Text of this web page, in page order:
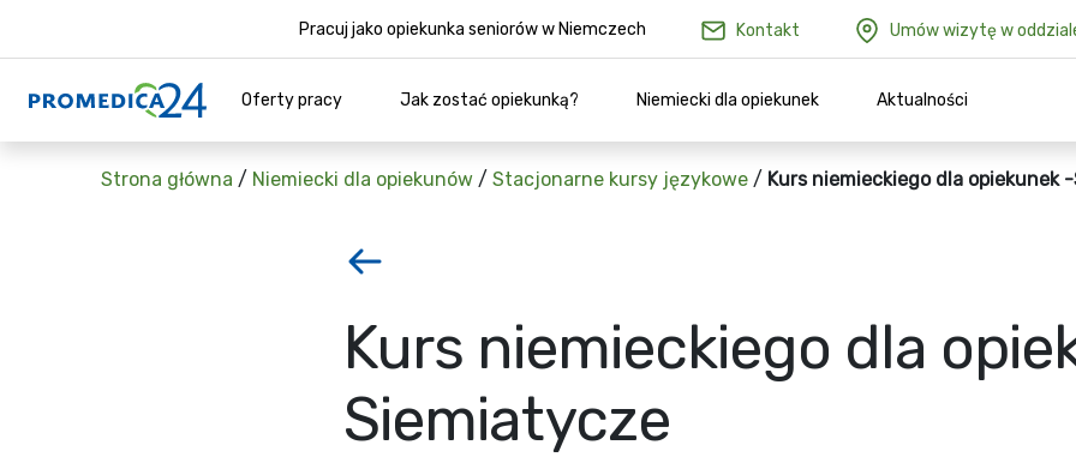
Pracuj jako opiekunka seniorów w Niemczech Kontakt Umów wizytę w
Oferty pracy Jak zostać opiekunką? Niemiecki dla opiekunek Aktualności
Strona główna / Niemiecki dla opiekunów / Stacjonarne kursy językowe / Kurs niemieckiego dla opiekunek
Kurs niemieckiego dla
Siemiatycze